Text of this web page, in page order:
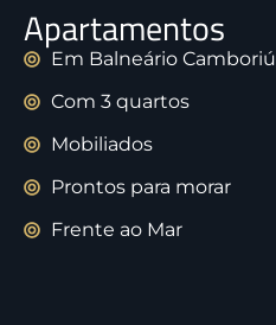
Apartamentos
Em Balneário Camboriú
Com 3 quartos
Mobiliados
Prontos para morar
Frente ao Mar